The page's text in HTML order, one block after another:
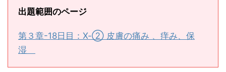
出題範囲のページ
第３章-18日目：Ⅹ-② 皮膚の痛み 、痒み、保
湿